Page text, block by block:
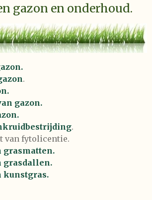
gazon en onderhoud.
.
gazon.
.
van fytolicentie.
grasmatten.
grasdallen.
kunstgras.